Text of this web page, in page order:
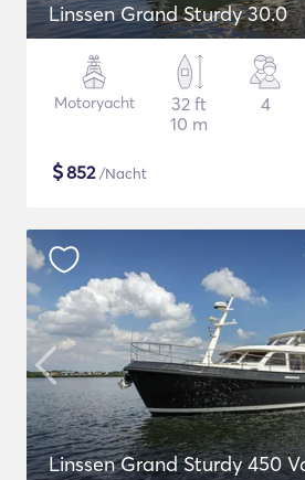
Linssen Grand Sturdy 30.0
Motoryacht
32 ft
10 m
4
$852/Nacht
Linssen Grand Sturdy 450